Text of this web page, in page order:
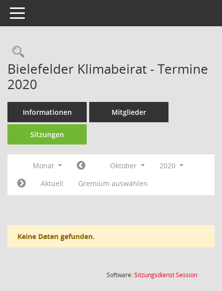
Toggle navigation
Rechercheauswahl
Bielefelder Klimabeirat - Termine
2020
Informationen Mitglieder
Sitzungen
Monat Oktober
2020
Aktuell
Gremium auswählen
Keine Daten gefunden.
Software:SitzungsdienstSession(Wird in